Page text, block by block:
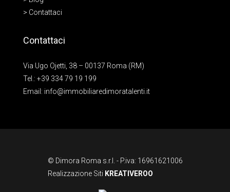
> Contattaci
Contattaci
Via Ugo Ojetti, 38 – 00137 Roma (RM)
Tel.: +39 334 79 19 199
Email: info@immobiliaredimoratalenti.it
© Dimora Roma s.r.l. - P.iva: 16961621006
Realizzazione Siti KREATIVEROO